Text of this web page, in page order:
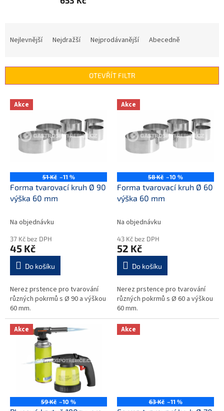
í
Nejlevnější Nejdražší Nejprodávanější Abecedně
OTEVŘÍT FILTR
V Akce
51 Kč –11 %
Forma tvarovací kruh Ø 90
výška 60 mm
Na objednávku
37 Kč bez DPH
45 Kč
Do košíku
Nerez prstence pro tvarování
různých pokrmů s Ø 90 a výškou
60 mm.
Akce
58 Kč –10 %
Forma tvarovací kruh Ø 60
výška 60 mm
Na objednávku
43 Kč bez DPH
52 Kč
Do košíku
Nerez prstence pro tvarování
různých pokrmů s Ø 60 a výškou
60 mm.
Akce
59 Kč –10 %
Akce
63 Kč –11 %